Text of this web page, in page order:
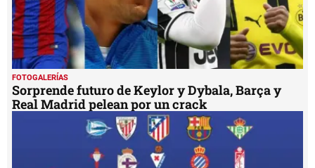
FOTOGALERÍAS
Sorprende futuro de Keylor y Dybala, Barça y
Real Madrid pelean por un crack